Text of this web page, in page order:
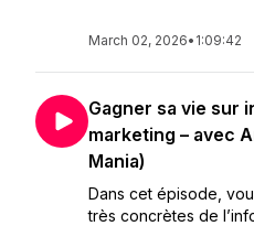
March 02, 2026• 1:09:42
Gagner sa vie sur
marketing – avec
Mania)
Dans cet épisode,
très concrètes de